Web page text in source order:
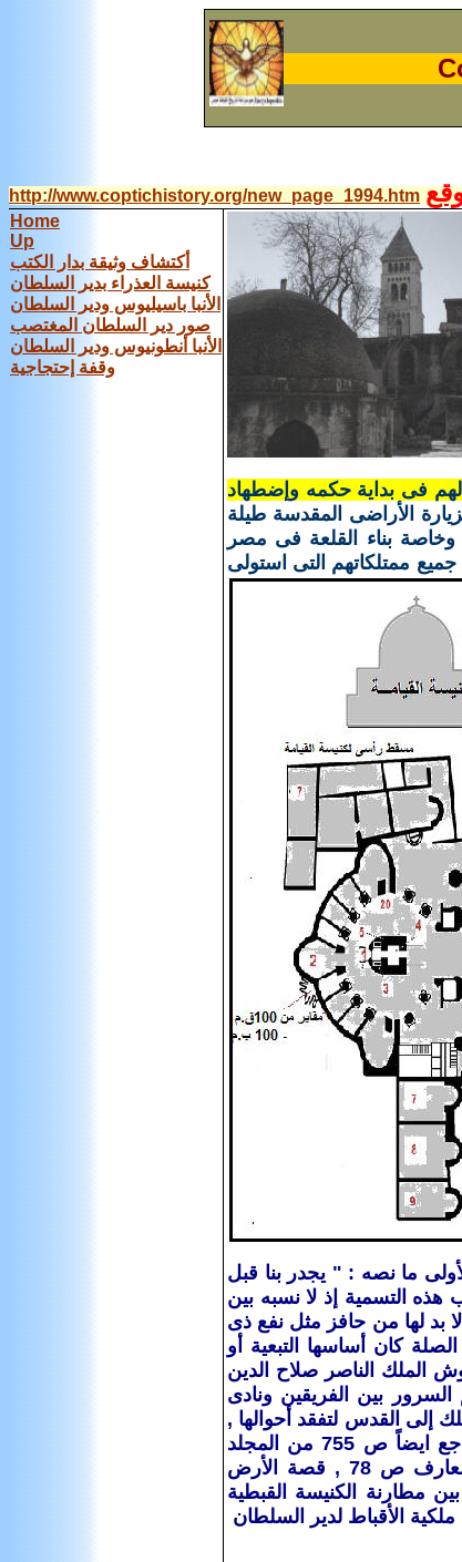
C
http://www.coptichistory.org/new_page_1994.htm
Home
Up
أكتشاف وثيقة بدار الكتب
كنيسة العذراء بدير السلطان
الأنبا باسيليوس ودير السلطان
صور دير السلطان المغتصب
الأنبا أنطونيوس ودير السلطان
وقفة إحتجاجية
لهم فى بداية حكمه وإضطهاد
الأراضى المقدسة طيلة
وخاصة بناء القلعة فى مصر
جميع ممتلكاتهم التى استولى
م .. وقد جاء على ص 1 من المذكرة الأولى ما نصه : " يجدر بنا قبل
التسمية إذ لا نسبه بين
بد لها من حافز مثل نفع ذى
كان أساسها التبعية أو
جيوش الملك الناصر صلاح الدين
بين الفريقين ونادى
إلى القدس لتفقد أحوالها ,
وأقام فيها مدة يقطع الناس ويعطيهم دستوراً ويتأهب للسير إلى مصر .. " راجع ايضاً ص 755 من المجلد
العاشر من دائرة المعارف العمومية للبستانى , تاريخ القدس لمعارف باشا العارف ص 78 , قصة الأرض
المتبادلة بين مطارنة الكنيسة القبطية
الأقباط لدير السلطان